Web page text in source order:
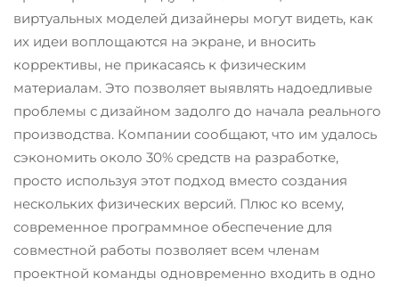
виртуальных моделей дизайнеры могут видеть, как
их идеи воплощаются на экране, и вносить
коррективы, не прикасаясь к физическим
материалам. Это позволяет выявлять надоедливые
проблемы с дизайном задолго до начала реального
производства. Компании сообщают, что им удалось
сэкономить около 30% средств на разработке,
просто используя этот подход вместо создания
нескольких физических версий. Плюс ко всему,
современное программное обеспечение для
совместной работы позволяет всем членам
проектной команды одновременно входить в одно